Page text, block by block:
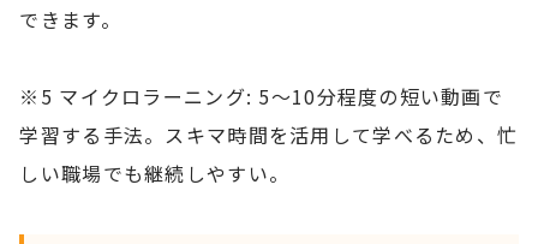
できます。
※5 マイクロラーニング: 5〜10分程度の短い動画で
学習する手法。スキマ時間を活用して学べるため、忙
しい職場でも継続しやすい。